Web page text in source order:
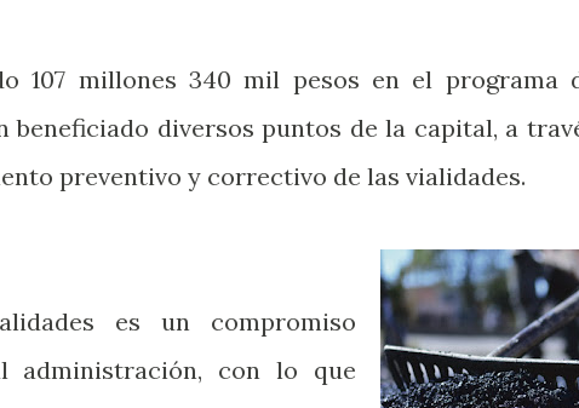
107 millones 340 mil pesos en el programa
beneficiado diversos puntos de la capital, a
preventivo y correctivo de las vialidades.
es un compromiso
administración, con lo que